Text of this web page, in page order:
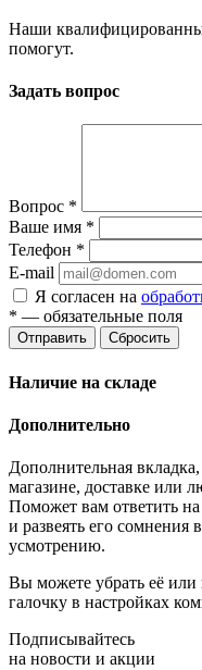
Наши
помогут.
Задать вопрос
Вопрос *
Ваше имя *
Телефон *
E-mail
Я согласен на
* — обязательные поля
Отправить Сбросить
Наличие на складе
Дополнительно
Дополнительная
магазине, доставке или
Поможет вам ответить
и развеять его сомнения
усмотрению.
Вы можете убрать её или
галочку в настройках
Подписывайтесь
на новости и акции